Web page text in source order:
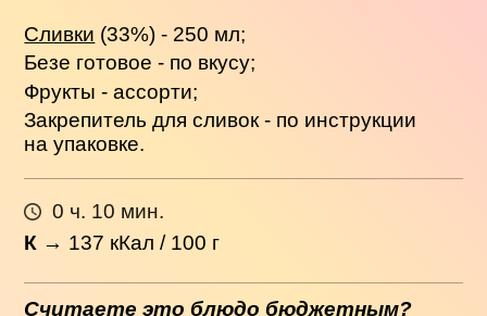
Сливки (33%) - 250 мл;
Безе готовое - по вкусу;
Фрукты - ассорти;
Закрепитель для сливок - по инструкции
на упаковке.
0 ч. 10 мин.
К → 137 кКал / 100 г
Считаете это блюдо бюджетным?